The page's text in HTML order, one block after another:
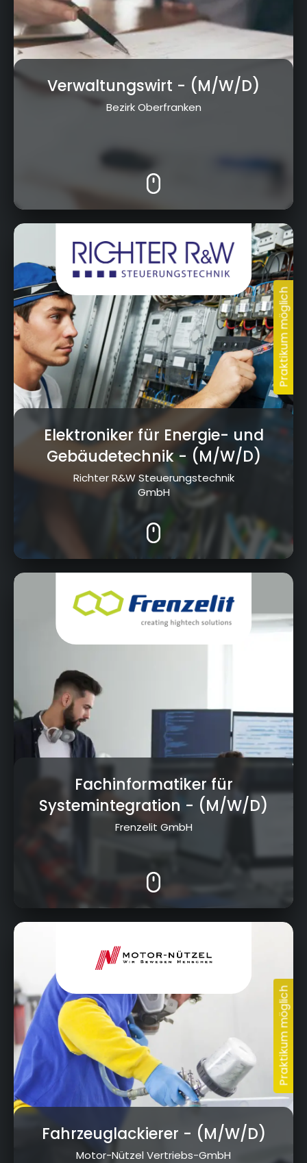
Verwaltungswirt - (M/W/D)
Bezirk Oberfranken
Körzendorf 52, 95491 Ahorntal
Elektroniker für Energie- und
Gebäudetechnik- (M/W/D)
Richter R&W Steuerungstechnik
GmbH
Frankenhammer, 95460 Bad Berneck
Fachinformatiker für
Systemintegration - (M/W/D)
Frenzelit GmbH
Nürnberger Str. 95, 95448 Bayreuth
Fahrzeuglackierer - (M/W/D)
Motor-Nützel Vertriebs-GmbH